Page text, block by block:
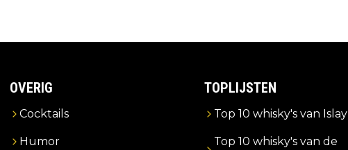
OVERIG
Cocktails
Humor
TOPLIJSTEN
Top 10 whisky's van Islay
Top 10 whisky's van de